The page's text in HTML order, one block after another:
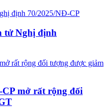
tử Nghị định
mở rất rộng đối